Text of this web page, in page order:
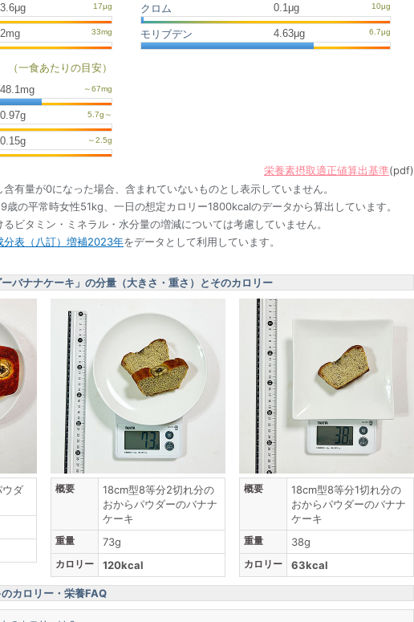
3.6μg
2mg
クロム 0.1μg
モリブデン 4.63μg
（一食あたりの目安）
48.1 mg
0.97g
0.15g
栄養素摂取適正値算出基準(pdf)
有量が0になった場合、含まれていないものとし表示していません。
の平常時女性51kg、一日の想定カロリー1800kcalのデータから算出しています。
ビタミン・ミネラル・水分量の増減については考慮していません。
分表（八訂）増補2023年をデータとして利用しています。
バナナケーキ」の分量（大きさ・重さ）とそのカロリー
ウダ
概要
18cm型8等分2切れ分の
おからパウダーのバナナ
ケーキ
重量 73g
カロリー 120kcal
概要
18cm型8等分1切れ分の
おからパウダーのバナナ
ケーキ
重量 38g
カロリー 63kcal
カロリー・栄養FAQ